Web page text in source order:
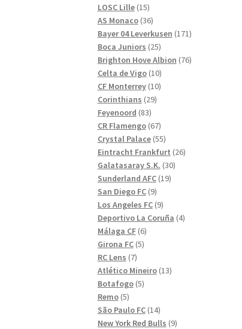
produkter
LOSC Lille 1515
produkter
AS Monaco 3636
produkter
Bayer 04 Leverkusen 171171
Boca Juniors 2525
produkter
Brighton Hove Albion 7676
Celta de Vigo 1010
produkter
CF Monterrey 1010
Corinthians 2929
Feyenoord 8383
produkter
CR Flamengo 6767
produkter
Crystal Palace 5555
produkter
Eintracht Frankfurt 2626
Galatasaray S.K. 3030
Sunderland AFC 1919
San Diego FC 99
produkter
Los Angeles FC 99
produkter
Deportivo La Coruña 44
Málaga CF 66
produkter
Girona FC 55
RC Lens 77
produkter
Atlético Mineiro 1313
Botafogo 55
Remo 55
produkter
São Paulo FC 1414
produkter
New York Red Bulls 99